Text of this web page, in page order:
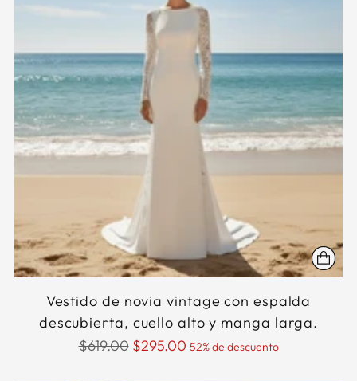
Vestido de novia vintage con espalda
descubierta, cuello alto y manga larga.
Precio
$619.00 $295.00 52% de descuento